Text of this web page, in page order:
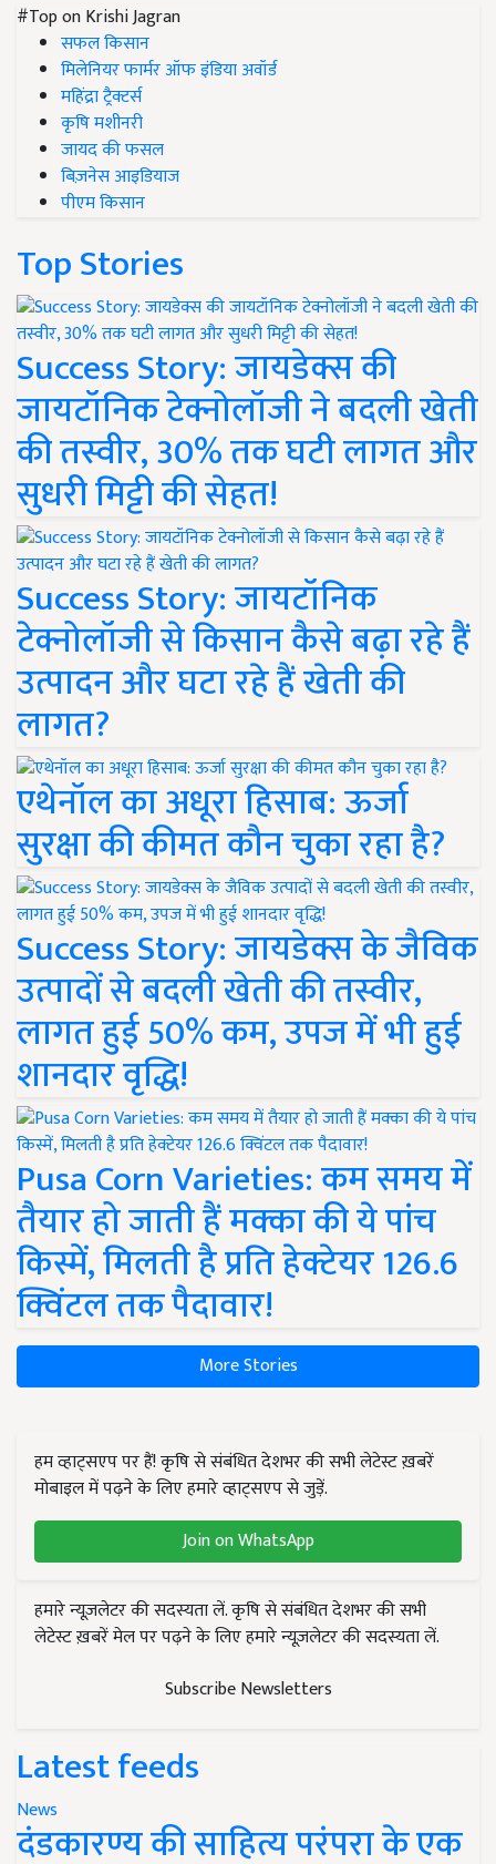
#Top on Krishi Jagran
सफल किसान
मिलेनियर फार्मर ऑफ इंडिया अवॉर्ड
महिंद्रा ट्रैक्टर्स
कृषि मशीनरी
जायद की फसल
बिज़नेस आइडियाज
पीएम किसान
Top Stories
Success Story: जायडेक्स की
जायटॉनिक टेक्नोलॉजी ने बदली खेती
की तस्वीर, 30% तक घटी लागत और
सुधरी मिट्टी की सेहत!
Success Story: जायटॉनिक
टेक्नोलॉजी से किसान कैसे बढ़ा रहे हैं
उत्पादन और घटा रहे हैं खेती की
लागत?
एथेनॉल का अधूरा हिसाब: ऊर्जा
सुरक्षा की कीमत कौन चुका रहा है?
Success Story: जायडेक्स के जैविक
उत्पादों से बदली खेती की तस्वीर,
लागत हुई 50% कम, उपज में भी हुई
शानदार वृद्धि!
Pusa Corn Varieties: कम समय में
तैयार हो जाती हैं मक्का की ये पांच
किस्में, मिलती है प्रति हेक्टेयर 126.6
क्विंटल तक पैदावार!
More Stories
हम व्हाट्सएप पर हैं! कृषि से संबंधित देशभर की सभी लेटेस्ट ख़बरें
मोबाइल में पढ़ने के लिए हमारे व्हाट्सएप से जुड़ें.
Join on WhatsApp
हमारे न्यूज़लेटर की सदस्यता लें. कृषि से संबंधित देशभर की सभी
लेटेस्ट ख़बरें मेल पर पढ़ने के लिए हमारे न्यूज़लेटर की सदस्यता लें.
Subscribe Newsletters
Latest feeds
News
दंडकारण्य की साहित्य परंपरा के एक